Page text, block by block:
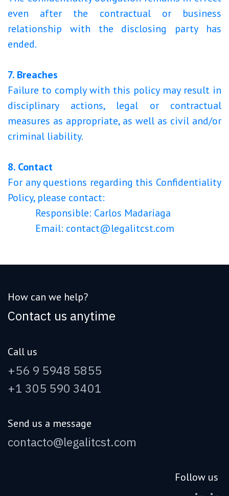
even after the contractual or business
relationship with the disclosing party has
ended.
7. Breaches
Failure to comply with this policy may result in
disciplinary actions, legal or contractual
measures as appropriate, as well as civil and/or
criminal liability.
8. Contact
For any questions regarding this Confidentiality
Policy, please contact:
​Responsible: Carlos Madariaga
​Email: contact@legalitcst.com
How can we help?
Contact us anytime
Call us
+56 9 5948 5855
+1 305 590 3401
Send us a message
contacto@legalitcst.com
Follow us